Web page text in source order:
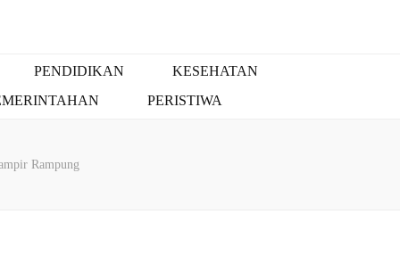
PENDIDIKAN
KESEHATAN
PERISTIWA
Rampung